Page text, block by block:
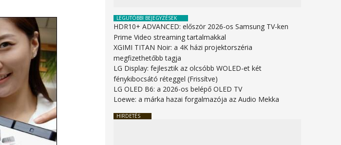
LEGUTÓBBI BEJEGYZÉSEK
HDR10+ ADVANCED: először 2026-os Samsung TV-ken
Prime Video streaming tartalmakkal
XGIMI TITAN Noir: a 4K házi projektorszéria
megfizethetőbb tagja
LG Display: fejlesztik az olcsóbb WOLED-et két
fénykibocsátó réteggel (Frissítve)
LG OLED B6: a 2026-os belépő OLED TV
Loewe: a márka hazai forgalmazója az Audio Mekka
HIRDETÉS